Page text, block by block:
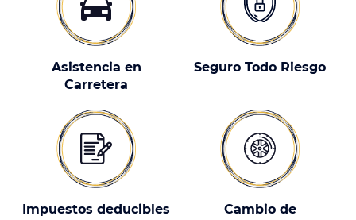
Asistencia en
Carretera
Seguro Todo Riesgo
Impuestos deducibles
Cambio de